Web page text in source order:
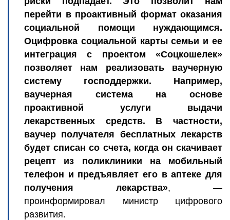
перейти в проактивный формат оказания
социальной помощи нуждающимся.
Оцифровка социальной карты семьи и ее
интеграция с проектом «Соцкошелек»
позволяет нам реализовать ваучерную
систему господдержки. Например,
ваучерная система на основе
проактивной услуги выдачи
лекарственных средств. В частности,
ваучер получателя бесплатных лекарств
будет списан со счета, когда он скачивает
рецепт из поликлиники на мобильный
телефон и предъявляет его в аптеке для
получения лекарства», —
проинформировал министр цифрового
развития.